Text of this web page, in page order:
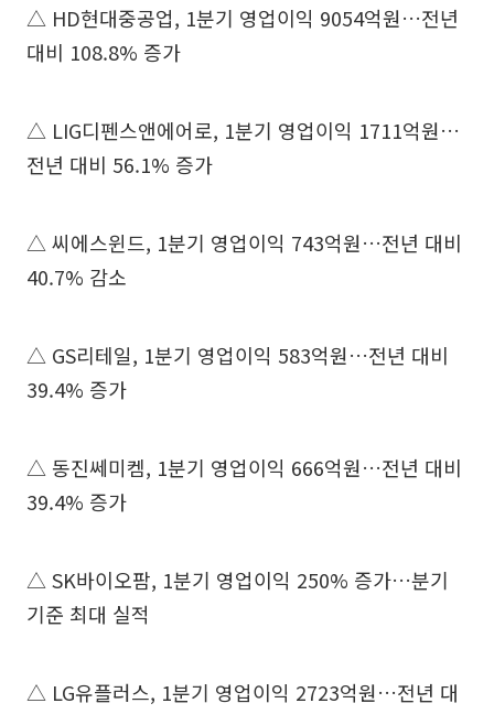
△ HD현대중공업, 1분기 영업이익 9054억원…전년
대비 108.8% 증가
△ LIG디펜스앤에어로, 1분기 영업이익 1711억원…
전년 대비 56.1% 증가
△ 씨에스윈드, 1분기 영업이익 743억원…전년 대비
40.7% 감소
△ GS리테일, 1분기 영업이익 583억원…전년 대비
39.4% 증가
△ 동진쎄미켐, 1분기 영업이익 666억원…전년 대비
39.4% 증가
△ SK바이오팜, 1분기 영업이익 250% 증가…분기
기준 최대 실적
△ LG유플러스, 1분기 영업이익 2723억원…전년 대